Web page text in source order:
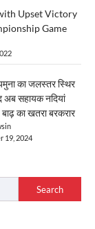
Upset Victory
Game
का जलस्तर स्थिर
अब सहायक नदियां
का खतरा बरकरार
19, 2024
Search